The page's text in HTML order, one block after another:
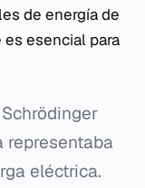
de energía de
esencial para
representaba
eléctrica.